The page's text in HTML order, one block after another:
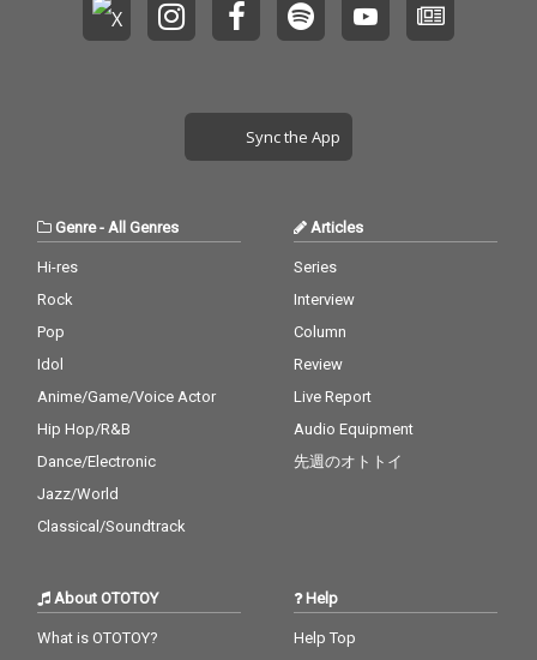
Sync the App
Genre-All Genres
Hi-res
Rock
Pop
Idol
Anime/Game/Voice Actor
Hip Hop/R&B
Dance/Electronic
Jazz/World
Classical/Soundtrack
Articles
Series
Interview
Column
Review
Live Report
Audio Equipment
先週のオトトイ
About OTOTOY
What is OTOTOY?
Help
Help Top